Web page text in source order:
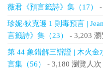
薇君《預言籤詩》集（17）
珍妮‧狄克遜 1 則毒預言 |
言籤詩》集（23）
- 3,203
第 44 象錯解三辯證 | 木火
言集（56）
- 3,180 瀏覽人次